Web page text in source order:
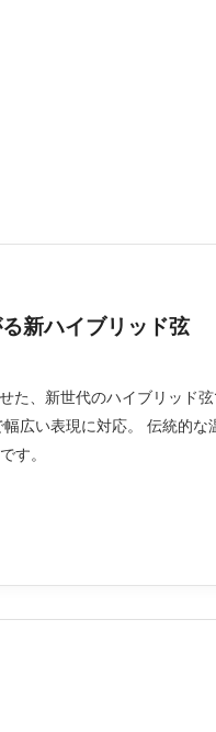
新ハイブリッド弦
、新世代のハイブリッド
広い表現に対応。 伝統的
す。